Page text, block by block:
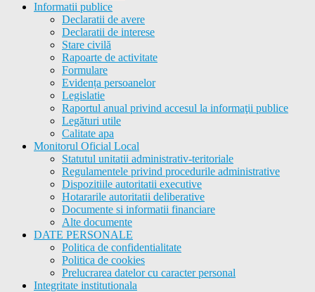
Informatii publice
Declaratii de avere
Declaratii de interese
Stare civilă
Rapoarte de activitate
Formulare
Evidența persoanelor
Legislatie
Raportul anual privind accesul la informaţii publice
Legături utile
Calitate apa
Monitorul Oficial Local
Statutul unitatii administrativ-teritoriale
Regulamentele privind procedurile administrative
Dispozitiile autoritatii executive
Hotararile autoritatii deliberative
Documente si informatii financiare
Alte documente
DATE PERSONALE
Politica de confidentialitate
Politica de cookies
Prelucrarea datelor cu caracter personal
Integritate institutionala